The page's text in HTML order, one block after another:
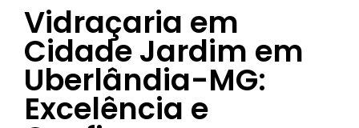
Vidraçaria em
Cidade Jardim em
Uberlândia-MG:
Excelência e